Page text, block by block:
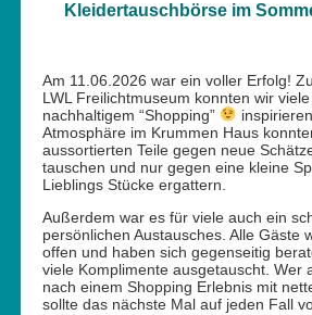
Kleidertauschbörse im
Am 11.06.2026 war ein voller Erfolg!
LWL Freilichtmuseum konnten wir
nachhaltigem “Shopping”
Atmosphäre im Krummen Haus
aussortierten Teile gegen neue
tauschen und nur gegen eine kleine
Lieblings Stücke ergattern.
Außerdem war es für viele auch ein
persönlichen Austausches. Alle Gäste
offen und haben sich gegenseitig
viele Komplimente ausgetauscht. Wer
nach einem Shopping Erlebnis mit
sollte das nächste Mal auf jeden Fall